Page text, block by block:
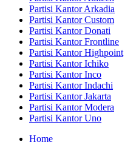
Partisi Kantor Arkadia
Partisi Kantor Custom
Partisi Kantor Donati
Partisi Kantor Frontline
Partisi Kantor Highpoint
Partisi Kantor Ichiko
Partisi Kantor Inco
Partisi Kantor Indachi
Partisi Kantor Jakarta
Partisi Kantor Modera
Partisi Kantor Uno
Home